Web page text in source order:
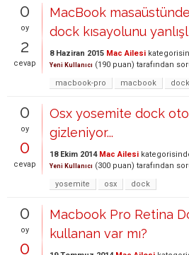
0
oy
2
cevap
MacBook
dock kısayolunu
8 Haziran 2015 Mac Ailesi
Yeni Kullanıcı (190 puan) tarafından
macbook-pro
macbook dock
0
oy
0
cevap
Osx yosemite dock
gizleniyor...
18 Ekim 2014 Mac Ailesi
Yeni Kullanıcı (300 puan) tarafından
yosemite
osx dock
0
oy
0
Macbook Pro Retina
kullanan var mı?